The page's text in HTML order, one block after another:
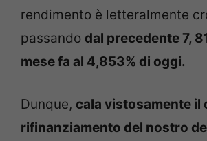
rendimento è letteralmente
passando dal precedente 7,
mese fa al 4,853% di oggi.
Dunque, cala vistosamente il
rifinanziamento del nostro